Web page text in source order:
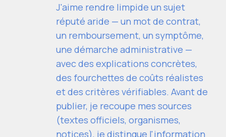
J'aime rendre limpide un sujet
réputé aride — un mot de contrat,
un remboursement, un symptôme,
une démarche administrative —
avec des explications concrètes,
des fourchettes de coûts réalistes
et des critères vérifiables. Avant de
publier, je recoupe mes sources
(textes officiels, organismes,
notices), je distingue l'information